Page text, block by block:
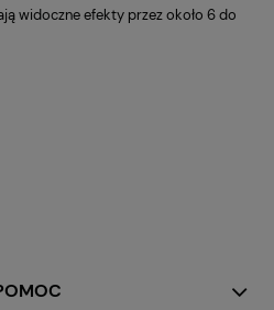
widoczne efekty przez około 6 do